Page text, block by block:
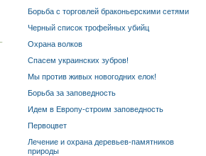
Борьба с торговлей браконьерскими сетями
Черный список трофейных убийц
Охрана волков
Спасем украинских зубров!
Мы против живых новогодних елок!
Борьба за заповедность
Идем в Европу-строим заповедность
Первоцвет
Лечение и охрана деревьев-памятников
природы